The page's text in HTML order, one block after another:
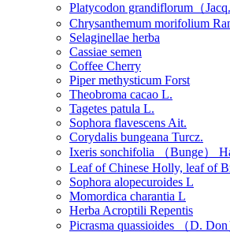
Platycodon grandiflorum（
Chrysanthemum morifolium
Selaginellae herba
Cassiae semen
Coffee Cherry
Piper methysticum Forst
Theobroma cacao L.
Tagetes patula L.
Sophora flavescens Ait.
Corydalis bungeana Turcz.
Ixeris sonchifolia （Bunge）
Leaf of Chinese Holly, leaf of
Sophora alopecuroides L
Momordica charantia L
Herba Acroptili Repentis
Picrasma quassioides （D.